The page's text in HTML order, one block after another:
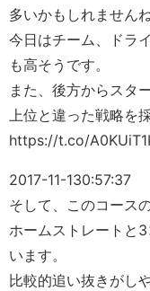
多いかもしれませんね
今日はチーム、ドラ
も高そうです。
また、後方からスタ
上位と違った戦略を
https://t.co/
2017-11-130:57:37
そして、このコース
ホームストレートと
います。
比較的追い抜きがし